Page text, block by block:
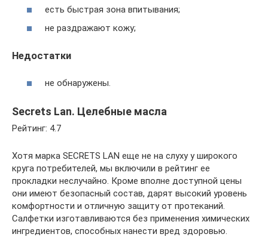
есть быстрая зона впитывания;
не раздражают кожу;
Недостатки
не обнаружены.
Secrets Lan. Целебные масла
Рейтинг: 4.7
Хотя марка SECRETS LAN еще не на слуху у широкого
круга потребителей, мы включили в рейтинг ее
прокладки неслучайно. Кроме вполне доступной цены
они имеют безопасный состав, дарят высокий уровень
комфортности и отличную защиту от протеканий.
Салфетки изготавливаются без применения химических
ингредиентов, способных нанести вред здоровью.